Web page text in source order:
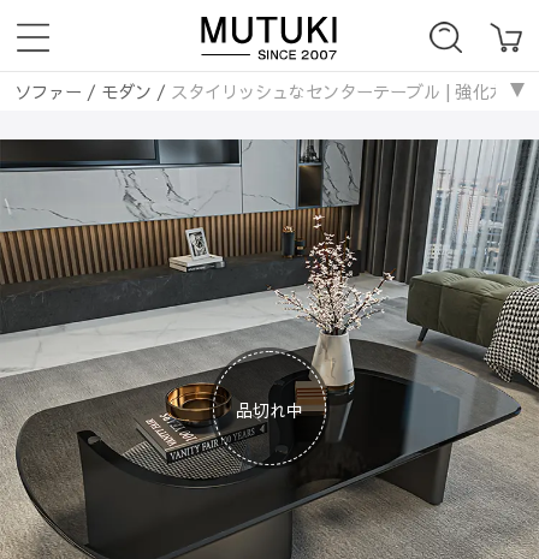
ソファー / モダン / スタイリッシュなセンターテーブル | 強化ガ
品切れ中